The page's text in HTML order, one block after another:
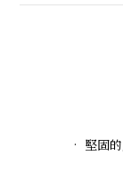
• 堅固